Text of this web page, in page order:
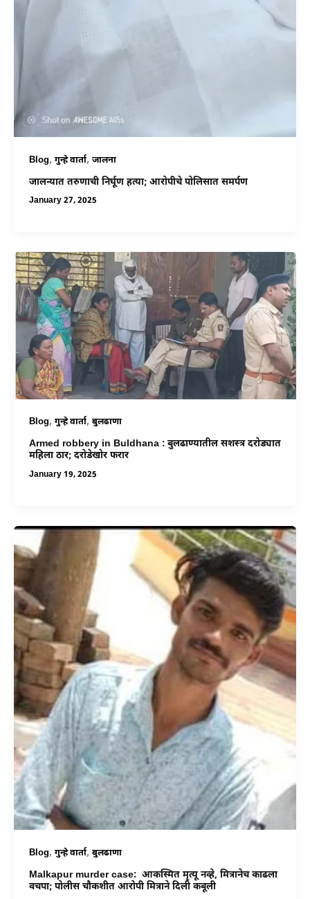
Blog, गुन्हे वार्ता, जालना
जालन्यात तरुणाची निर्घूण हत्या; आरोपीचे पोलिसात समर्पण
January 27, 2025
Blog, गुन्हे वार्ता, बुलढाणा
Armed robbery in Buldhana : बुलढाण्यातील सशस्त्र दरोड्यात
महिला ठार; दरोडेखोर फरार
January 19, 2025
Blog, गुन्हे वार्ता, बुलढाणा
Malkapur murder case: आकस्मित मृत्यू नव्हे, मित्रानेच काढला
वचपा; पोलीस चौकशीत आरोपी मित्राने दिली कबूली